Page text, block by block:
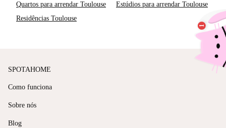
Quartos para arrendar Toulouse
Estúdios para arrendar Toulouse
Residências Toulouse
SPOTAHOME
Como funciona
Sobre nós
Blog